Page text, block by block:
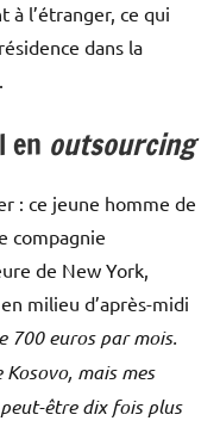
à l’étranger, ce qui
dans la
en outsourcing
: ce jeune homme de
compagnie
de New York,
milieu d’après-midi
700 euros par mois.
mais mes
être dix fois plus